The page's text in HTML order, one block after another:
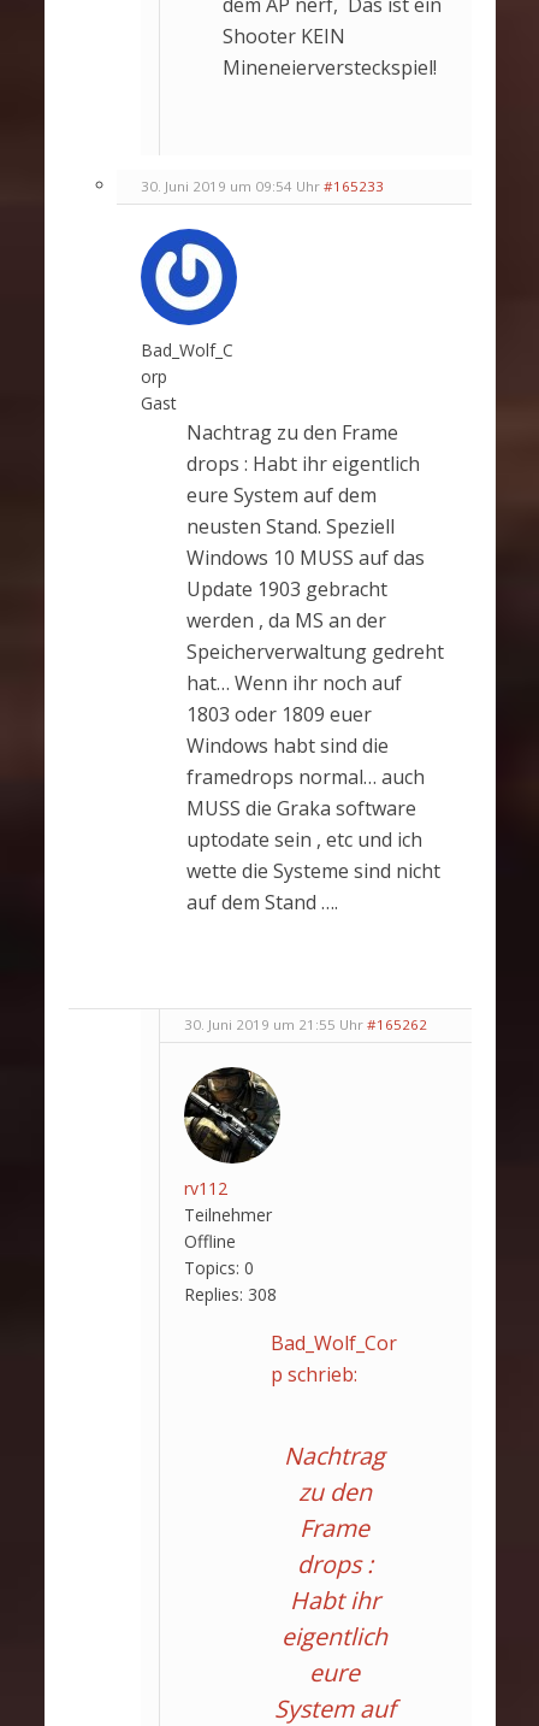
Shooter KEIN
Mineneierversteckspiel!
30. Juni 2019 um 09:54 Uhr #165233
Bad_Wolf_C
orp
Gast
Nachtrag zu den Frame
drops : Habt ihr eigentlich
eure System auf dem
neusten Stand. Speziell
Windows 10 MUSS auf das
Update 1903 gebracht
werden , da MS an der
Speicherverwaltung gedreht
hat… Wenn ihr noch auf
1803 oder 1809 euer
Windows habt sind die
framedrops normal… auch
MUSS die Graka software
uptodate sein , etc und ich
wette die Systeme sind nicht
auf dem Stand ….
30. Juni 2019 um 21:55 Uhr #165262
rv112
Teilnehmer
Offline
Topics: 0
Replies: 308
Bad_Wolf_Cor
p schrieb:
Nachtrag
zu den
Frame
drops :
Habt ihr
eigentlich
eure
System auf